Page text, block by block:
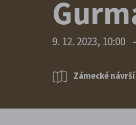
9. 12. 2023, 10:00
Zámecké